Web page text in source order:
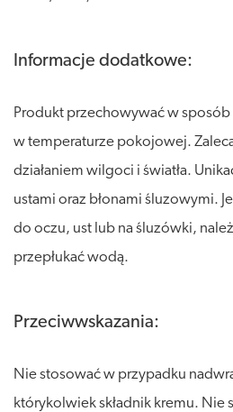
Informacje dodatkowe:
Produkt przechowywać w
w temperaturze pokojowej.
działaniem wilgoci i światła.
ustami oraz błonami śluzowymi.
do oczu, ust lub na śluzówki,
przepłukać wodą.
Przeciwwskazania:
Nie stosować w przypadku
którykolwiek składnik kremu. Nie